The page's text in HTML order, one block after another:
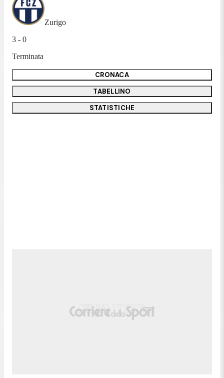
Zurigo
3 - 0
Terminata
CRONACA
TABELLINO
STATISTICHE